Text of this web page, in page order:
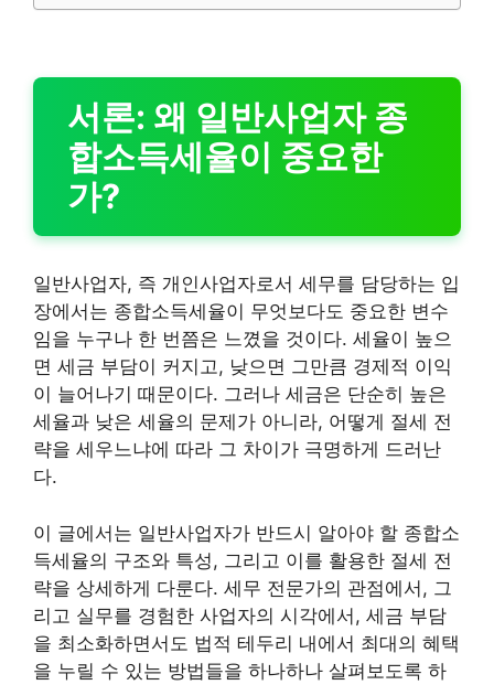
서론: 왜 일반사업자 종
합소득세율이 중요한
가?
일반사업자, 즉 개인사업자로서 세무를 담당하는 입
장에서는 종합소득세율이 무엇보다도 중요한 변수
임을 누구나 한 번쯤은 느꼈을 것이다. 세율이 높으
면 세금 부담이 커지고, 낮으면 그만큼 경제적 이익
이 늘어나기 때문이다. 그러나 세금은 단순히 높은
세율과 낮은 세율의 문제가 아니라, 어떻게 절세 전
략을 세우느냐에 따라 그 차이가 극명하게 드러난
다.
이 글에서는 일반사업자가 반드시 알아야 할 종합소
득세율의 구조와 특성, 그리고 이를 활용한 절세 전
략을 상세하게 다룬다. 세무 전문가의 관점에서, 그
리고 실무를 경험한 사업자의 시각에서, 세금 부담
을 최소화하면서도 법적 테두리 내에서 최대의 혜택
을 누릴 수 있는 방법들을 하나하나 살펴보도록 하